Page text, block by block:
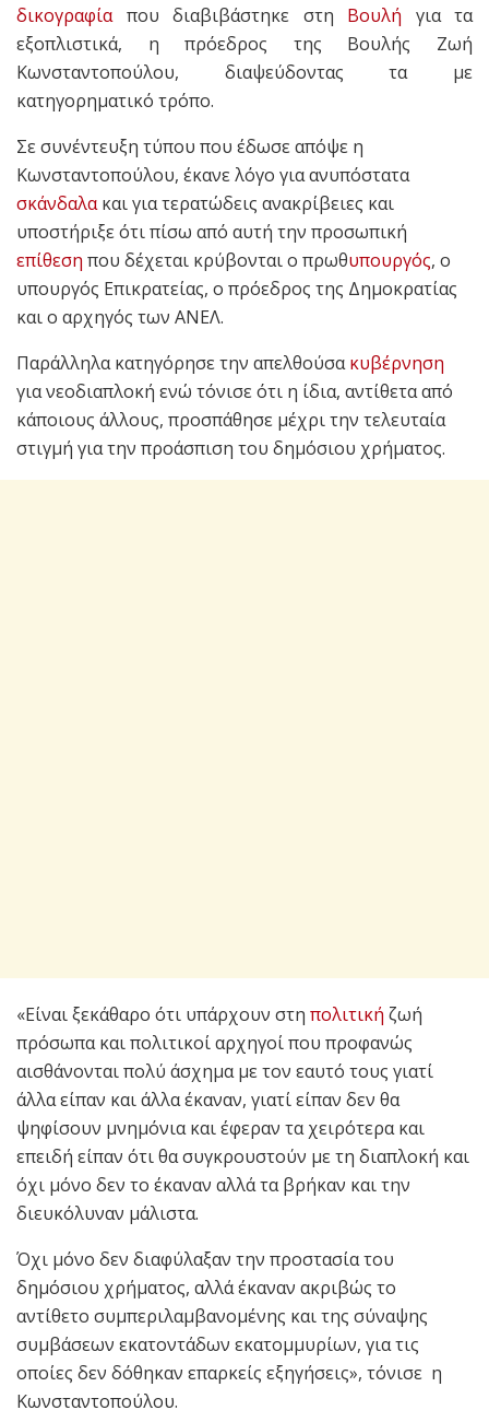
δικογραφίαπου διαβιβάστηκε στη Βουλή για τα
εξοπλιστικά, η πρόεδρος της Βουλής Ζωή
Κωνσταντοπούλου, διαψεύδοντας τα με
κατηγορηματικό τρόπο.
Σε συνέντευξη τύπου που έδωσε απόψε η
Κωνσταντοπούλου, έκανε λόγο για ανυπόστατα
σκάνδαλακαι για τερατώδεις ανακρίβειες και
υποστήριξε ότι πίσω από αυτή την προσωπική
επίθεση που δέχεται κρύβονται ο πρωθυπουργός, ο
υπουργός Επικρατείας, ο πρόεδρος της Δημοκρατίας
και ο αρχηγός των ΑΝΕΛ.
Παράλληλα κατηγόρησε την απελθούσακυβέρνηση
για νεοδιαπλοκή ενώ τόνισε ότι η ίδια, αντίθετα από
κάποιους άλλους, προσπάθησε μέχρι την τελευταία
στιγμή για την προάσπιση του δημόσιου χρήματος.
«Είναι ξεκάθαρο ότι υπάρχουν στη πολιτική ζωή
πρόσωπα και πολιτικοί αρχηγοί που προφανώς
αισθάνονται πολύ άσχημα με τον εαυτό τους γιατί
άλλα είπαν και άλλα έκαναν, γιατί είπαν δεν θα
ψηφίσουν μνημόνια και έφεραν τα χειρότερα και
επειδή είπαν ότι θα συγκρουστούν με τη διαπλοκή και
όχι μόνο δεν το έκαναν αλλά τα βρήκαν και την
διευκόλυναν μάλιστα.
Όχι μόνο δεν διαφύλαξαν την προστασία του
δημόσιου χρήματος, αλλά έκαναν ακριβώς το
αντίθετο συμπεριλαμβανομένης και της σύναψης
συμβάσεων εκατοντάδων εκατομμυρίων, για τις
οποίες δεν δόθηκαν επαρκείς εξηγήσεις», τόνισε η
Κωνσταντοπούλου.